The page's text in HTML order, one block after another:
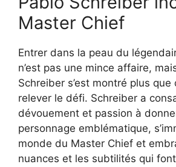
Master Chief
Entrer dans la peau du
n’est pas une mince affaire,
Schreiber s’est montré plus que
relever le défi. Schreiber a
dévouement et passion à
personnage emblématique,
monde du Master Chief et
nuances et les subtilités qui